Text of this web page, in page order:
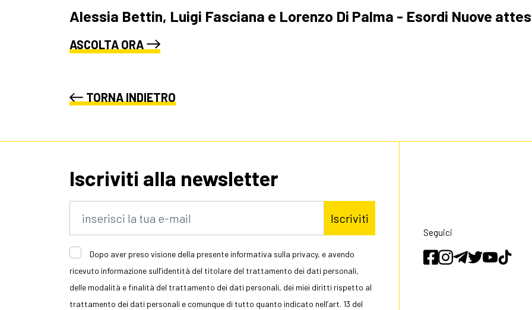
Alessia Bettin, Luigi Fasciana e Lorenzo Di Palma - Esordi Nuove
ASCOLTA ORA
TORNA INDIETRO
Iscriviti alla newsletter
Iscriviti
Dopo aver preso visione della presente informativa sulla privacy, e avendo
ricevuto informazione sull’identità del titolare del trattamento dei dati personali,
delle modalità e finalità del trattamento dei dati personali, dei miei diritti rispetto al
trattamento dei dati personali e comunque di tutto quanto indicato nell’art. 13 del
Seguici